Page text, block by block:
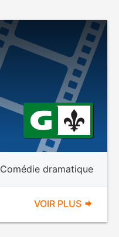
Comédie dramatique
VOIR PLUS